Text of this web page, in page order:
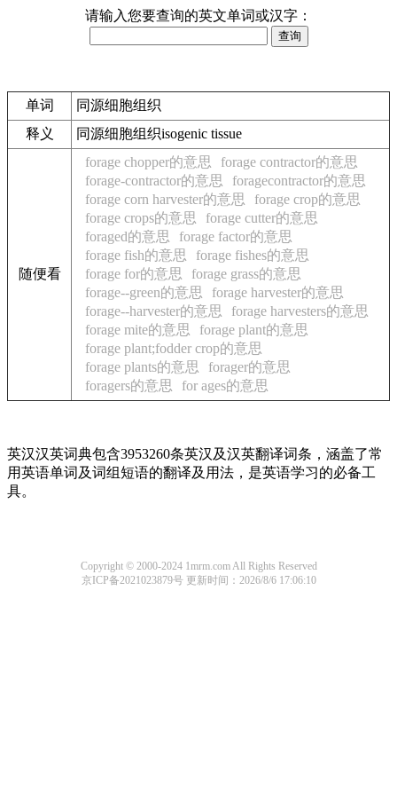
请输入您要查询的英文单词或汉字：
单词
同源细胞组织
释义
同源细胞组织isogenic tissue
随便看
forage chopper的意思
forage contractor的意思
forage-contractor的意思
foragecontractor的意思
forage corn harvester的意思
forage crop的意思
forage crops的意思
forage cutter的意思
foraged的意思
forage factor的意思
forage fish的意思
forage fishes的意思
forage for的意思
forage grass的意思
forage--green的意思
forage harvester的意思
forage--harvester的意思
forage harvesters的意思
forage mite的意思
forage plant的意思
forage plant;fodder crop的意思
forage plants的意思
forager的意思
foragers的意思
for ages的意思
英汉汉英词典包含3953260条英汉及汉英翻译词条，涵盖了常
用英语单词及词组短语的翻译及用法，是英语学习的必备工
具。
Copyright © 2000-2024 1mrm.com All Rights Reserved
京ICP备2021023879号 更新时间：2026/8/6 17:06:10